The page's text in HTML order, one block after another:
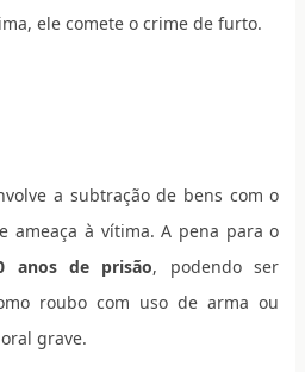
ele comete o crime de furto.
a subtração de bens com o
ameaça à vítima. A pena para o
anos de prisão, podendo ser
roubo com uso de arma ou
grave.